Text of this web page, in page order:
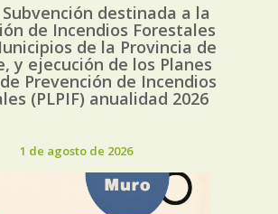
destinada a la
de Incendios Forestales
de la Provincia de
y ejecución de los Planes
Prevención de Incendios
(PLPIF) anualidad 2026
1 de agosto de 2026